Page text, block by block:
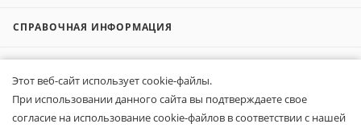
СПРАВОЧНАЯ ИНФОРМАЦИЯ
КОМПАНИЯМ
Этот веб-сайт использует cookie-файлы.
При использовании данного сайта вы подтверждаете свое
согласие на использование cookie-файлов в соответствии с нашей